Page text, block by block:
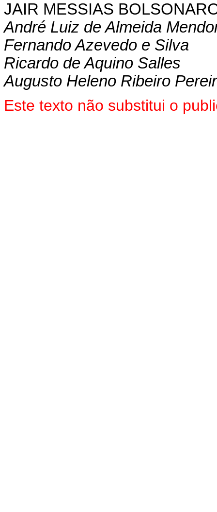
JAIR MESSIAS
André Luiz de Almeida
Fernando Azevedo e Silva
Ricardo de Aquino Salles
Augusto Heleno Ribeiro
Este texto não substitui o